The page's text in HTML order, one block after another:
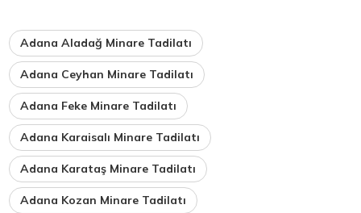
Adana Aladağ Minare Tadilatı
Adana Ceyhan Minare Tadilatı
Adana Feke Minare Tadilatı
Adana Karaisalı Minare Tadilatı
Adana Karataş Minare Tadilatı
Adana Kozan Minare Tadilatı